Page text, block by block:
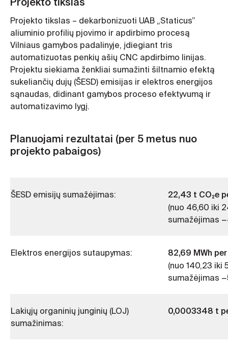
Projekto tikslas – dekarbonizuoti UAB „Staticus”
aliuminio profilių pjovimo ir apdirbimo procesą
Vilniaus gamybos padalinyje, įdiegiant tris
automatizuotas penkių ašių CNC apdirbimo linijas.
Projektu siekiama ženkliai sumažinti šiltnamio efektą
sukeliančių dujų (ŠESD) emisijas ir elektros energijos
sąnaudas, didinant gamybos proceso efektyvumą ir
automatizavimo lygį.
Planuojami rezultatai (per 5 metus nuo
projekto pabaigos)
ŠESD emisijų sumažėjimas: 22,43 t CO₂e
(nuo 46,60 iki
sumažėjimas
Elektros energijos sutaupymas: 82,69 MWh
(nuo 140,23 iki
sumažėjimas
Lakiųjų organinių junginių (LOJ)
sumažinimas:
0,0003348 t